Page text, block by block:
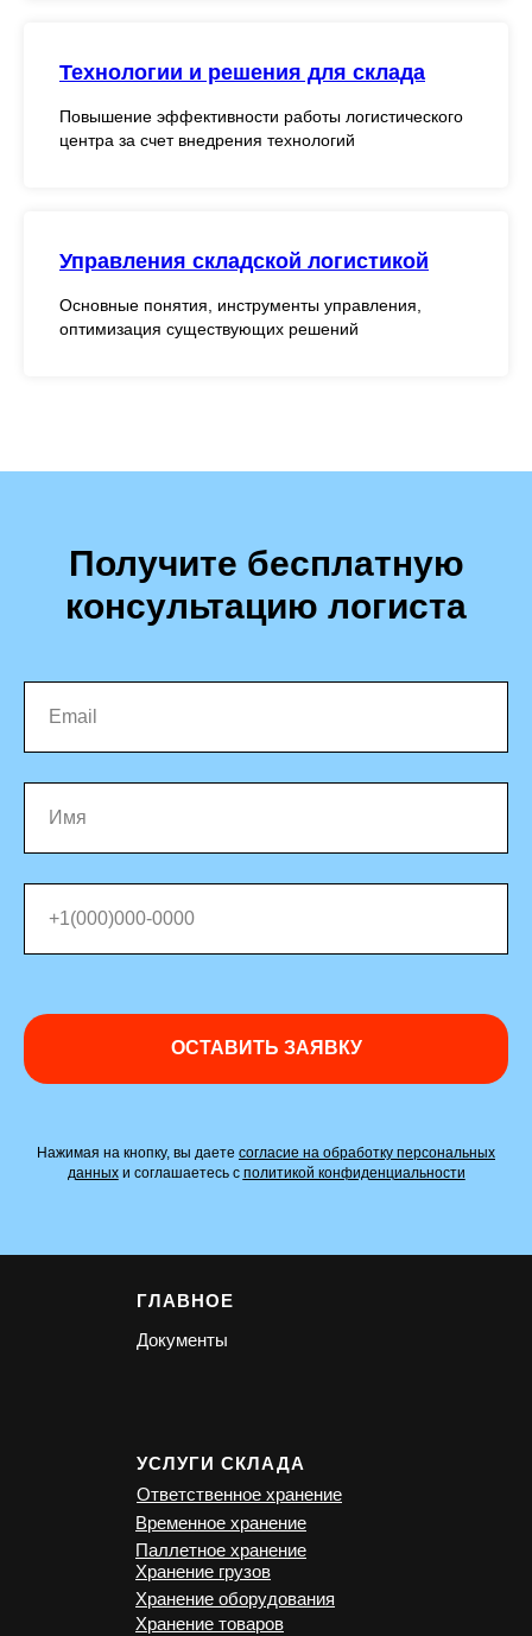
Технологии и решения для склада
Повышение эффективности работы логистического
центра за счет внедрения технологий
Управления складской логистикой
Основные понятия, инструменты управления,
оптимизация существующих решений
Получите бесплатную
консультацию логиста
ОСТАВИТЬ ЗАЯВКУ
Нажимая на кнопку, вы даете согласие на обработку персональных
данныхи соглашаетесь c политикой конфиденциальности
УСЛУГИ СКЛАДА
Хранение грузов
Хранение товаров
Хранение оборудования
ГЛАВНОЕ
Документы
Временное хранение
Ответственное хранение
Паллетное хранение